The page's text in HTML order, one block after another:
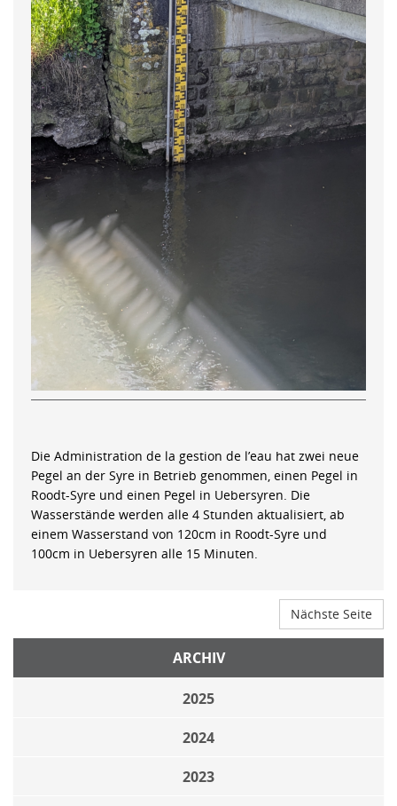
Die Administration de la gestion de l’eau hat zwei neue
Pegel an der Syre in Betrieb genommen, einen Pegel in
Roodt-Syre und einen Pegel in Uebersyren. Die
Wasserstände werden alle 4 Stunden aktualisiert, ab
einem Wasserstand von 120cm in Roodt-Syre und
100cm in Uebersyren alle 15 Minuten.
Nächste Seite
ARCHIV
2025
2024
2023